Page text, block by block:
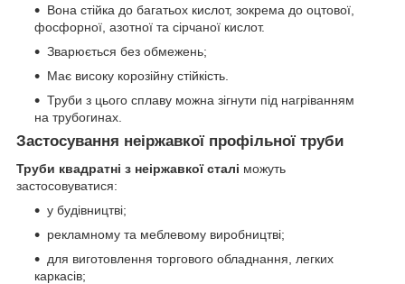
Вона стійка до багатьох кислот, зокрема до оцтової,
фосфорної, азотної та сірчаної кислот.
Зварюється без обмежень;
Має високу корозійну стійкість.
Труби з цього сплаву можна зігнути під нагріванням
на трубогинах.
Застосування неіржавкої профільної труби
Труби квадратні з неіржавкої сталі можуть
застосовуватися:
у будівництві;
рекламному та меблевому виробництві;
для виготовлення торгового обладнання, легких
каркасів;